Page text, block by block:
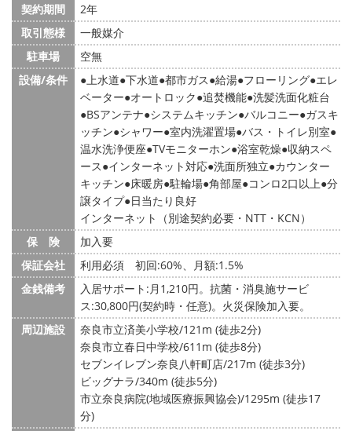
契約期間
2年
取引態様
一般媒介
駐車場
空無
設備/条件
上水道 下水道 都市ガス 給湯 フローリング エレ
ベーター オートロック 追焚機能 洗髪洗面化粧台
BSアンテナ システムキッチン バルコニー ガスキ
ッチン シャワー 室内洗濯置場 バス・トイレ別室
温水洗浄便座 TVモニターホン 浴室乾燥 収納スペ
ース インターネット対応 洗面所独立 カウンター
キッチン 床暖房 駐輪場 角部屋 コンロ2口以上 分
譲タイプ 日当たり良好
インターネット（別途契約必要・NTT・KCN）
保 険
加入要
保証会社
利用必須 初回:60%、月額:1.5%
金銭備考
入居サポート:月1,210円。抗菌・消臭施サービ
ス:30,800円(契約時・任意)。火災保険加入要。
周辺施設
奈良市立済美小学校/121m (徒歩2分)
奈良市立春日中学校/611m (徒歩8分)
セブンイレブン奈良八軒町店/217m (徒歩3分)
ビッグナラ/340m (徒歩5分)
市立奈良病院(地域医療振興協会)/1295m (徒歩17
分)